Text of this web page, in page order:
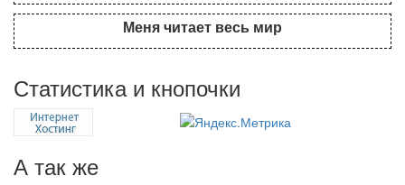
Меня читает весь мир
Статистика и кнопочки
А так же